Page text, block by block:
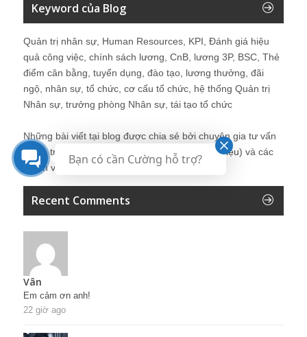
Keyword của Blog
Quản trị nhân sự, Human Resources, KPI, Đánh giá hiệu
quả công việc, chính sách lương, CnB, lương 3P, BSC, Thẻ
điểm cân bằng, tuyển dụng, đào tạo, lương thưởng, đãi
ngộ, nhân sự, tổ chức, cơ cấu tổ chức, hệ thống Quản trị
Nhân sự, trưởng phòng Nhân sự, tái tạo tổ chức
Những bài viết tại blog được chia sẻ bởi chuyên gia tư vấn
Quản trị Nhân sự Nguyễn Hùng Cường (
giới thiệu) và các
thành viên khác trong cộng đồng Nhân sự.
Recent Comments
Vân
Em cảm ơn anh!
22 giờ ago
Bạn có cần Cường hỗ trợ?